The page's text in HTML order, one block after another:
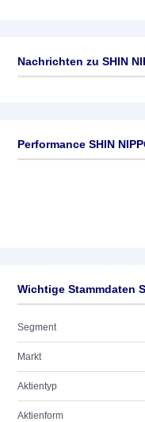
Nachrichten zu SHIN
Performance SHIN
Wichtige Stammdaten
Segment
Markt
Aktientyp
Aktienform